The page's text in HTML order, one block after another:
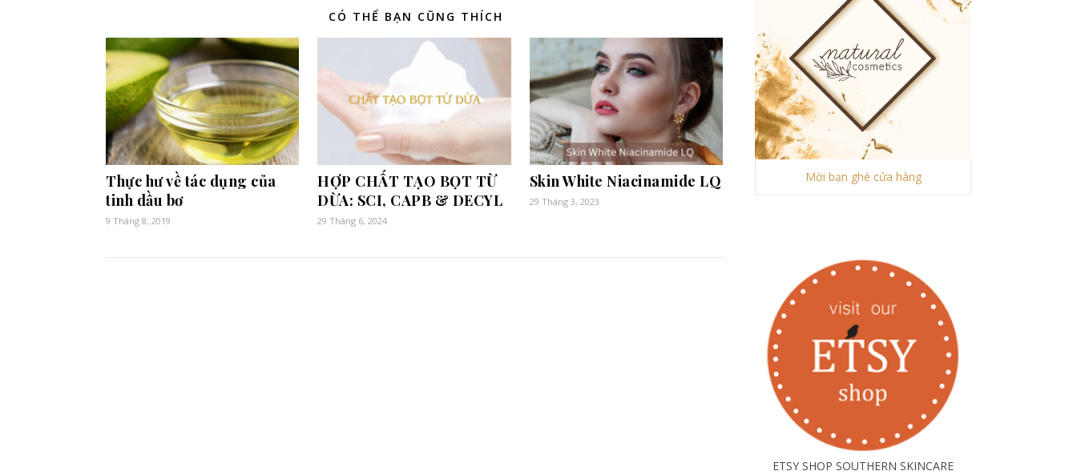
CÓ THỂ BẠN CŨNG THÍCH
Thực hư về tác dụng của
tinh dầu bơ
9 Tháng 8, 2019
HỢP CHẤT TẠO BỌT TỪ
DỪA: SCI, CAPB & DECYL
29 Tháng 6, 2024
Skin White Niacinamide LQ
29 Tháng 3, 2023
Mời bạn ghé cửa hàng
ETSY SHOP SOUTHERN SKINCARE